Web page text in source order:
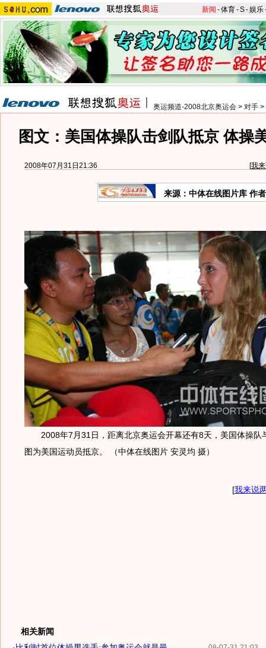
新闻 -体育-S-娱乐
奥运频道-2008北京奥运会 > 对手 >
图文：美国体操队击剑队抵京 体操
2008年07月31日21:36 [我
来源：中体在线图片库 作
2008年7月31日，距离北京奥运会开幕还有8天，美国体操队
图为美国运动员抵京。 （中体在线图片 安灵均 摄）
[我来说
相关新闻